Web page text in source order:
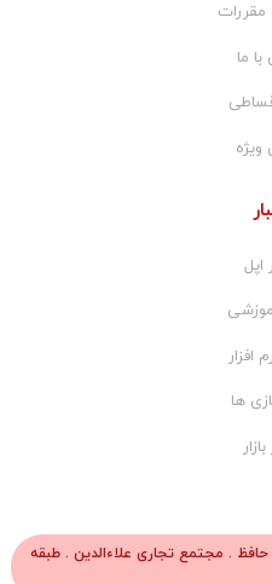
مقررات
ما
اپل
افزار
ها
. مجتمع تجاری علاءالدین . طبقه